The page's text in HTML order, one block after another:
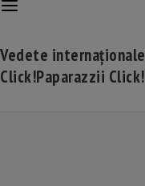
Vedete internaționale
Click!Paparazzii Click!